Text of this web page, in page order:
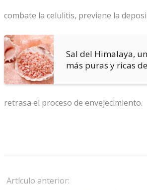
combate la celulitis, previene la
Sal del Himalaya,
más puras y ricas
retrasa el proceso de envejecimiento.
Artículo anterior: